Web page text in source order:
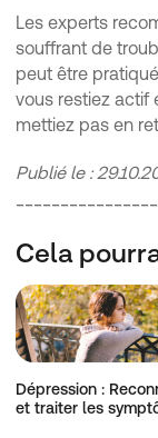
Les experts
souffrant de
peut être
vous restiez actif
mettiez pas en
Publié le :
Cela
Dépression :
et traiter les